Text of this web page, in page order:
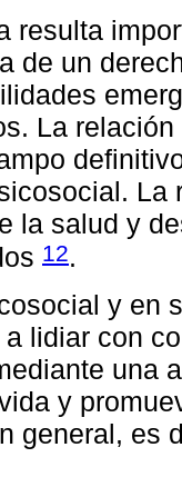
resulta
de un
La
La
la salud y
12.
y en
lidiar con
una
y
general, es